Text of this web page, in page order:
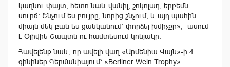
կաղնու փայտ, հետո նաև վանիլ, շոկոլադ, երբեմն
սուրճ։ Շնչում ես բույրը, նորից շնչում, և այդ պահին
միայն մեկ բան ես ցանկանում՝ փորձել խմիչքը»,- ասում
է Օլիվիե Շապտն ու համտեսում կոնյակը։
Հավելենք նաև, որ ավելի վաղ «Արմենիա Վայն»-ի 4
գինիներ Գերմանիայում՝ «Berliner Wein Trophy»